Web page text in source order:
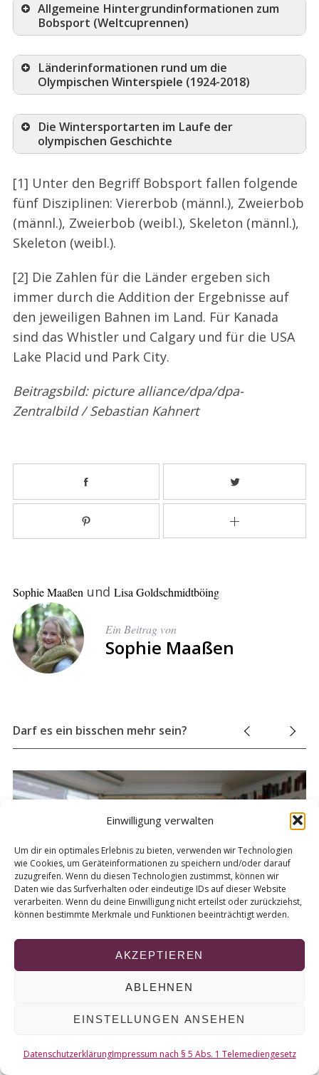
Einwilligung verwalten
Um dir ein optimales Erlebnis zu bieten, verwenden wir Technologien
wie Cookies, um Geräteinformationen zu speichern und/oder darauf
zuzugreifen. Wenn du diesen Technologien zustimmst, können wir
Daten wie das Surfverhalten oder eindeutige IDs auf dieser Website
verarbeiten. Wenn du deine Einwilligung nicht erteilst oder zurückziehst,
können bestimmte Merkmale und Funktionen beeinträchtigt werden.
AKZEPTIEREN
ABLEHNEN
EINSTELLUNGEN ANSEHEN
DatenschutzerklärungImpressum nach § 5 Abs. 1 Telemediengesetz
Allgemeine Hintergrundinformationen zum
Bobsport (Weltcuprennen)
Länderinformationen rund um die
Olympischen Winterspiele (1924-2018)
Die Wintersportarten im Laufe der
olympischen Geschichte
[1] Unter den Begriff Bobsport fallen folgende
fünf Disziplinen: Viererbob (männl.), Zweierbob
(männl.), Zweierbob (weibl.), Skeleton (männl.),
Skeleton (weibl.).
[2] Die Zahlen für die Länder ergeben sich
immer durch die Addition der Ergebnisse auf
den jeweiligen Bahnen im Land. Für Kanada
sind das Whistler und Calgary und für die USA
Lake Placid und Park City.
Beitragsbild: picture alliance/dpa/dpa-
Zentralbild / Sebastian Kahnert
Sophie Maaßen und Lisa Goldschmidtböing
Ein Beitrag von
Sophie Maaßen
Darf es ein bisschen mehr sein?
Begegnungen zwischen Büchern: Ein Besuch
im Orinoco Duisburg